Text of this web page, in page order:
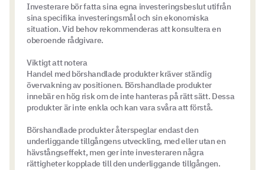
Investerare bör fatta sina egna investeringsbeslut utifrån
sina specifika investeringsmål och sin ekonomiska
situation. Vid behov rekommenderas att konsultera en
oberoende rådgivare.
Viktigt att notera
Handel med börshandlade produkter kräver ständig
övervakning av positionen. Börshandlade produkter
innebär en hög risk om de inte hanteras på rätt sätt. Dessa
produkter är inte enkla och kan vara svåra att förstå.
Börshandlade produkter återspeglar endast den
underliggande tillgångens utveckling, med eller utan en
hävstångseffekt, men ger inte investeraren några
rättigheter kopplade till den underliggande tillgången.